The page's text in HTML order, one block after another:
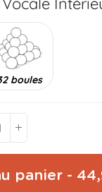
boules
panier -